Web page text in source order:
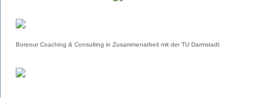
Boreout Coaching & Consulting in Zusammenarbeit mit der TU Darmstadt